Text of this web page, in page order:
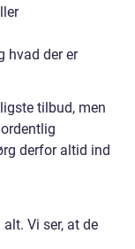
hvad der er
tilbud, men
derfor altid ind
Vi ser, at de